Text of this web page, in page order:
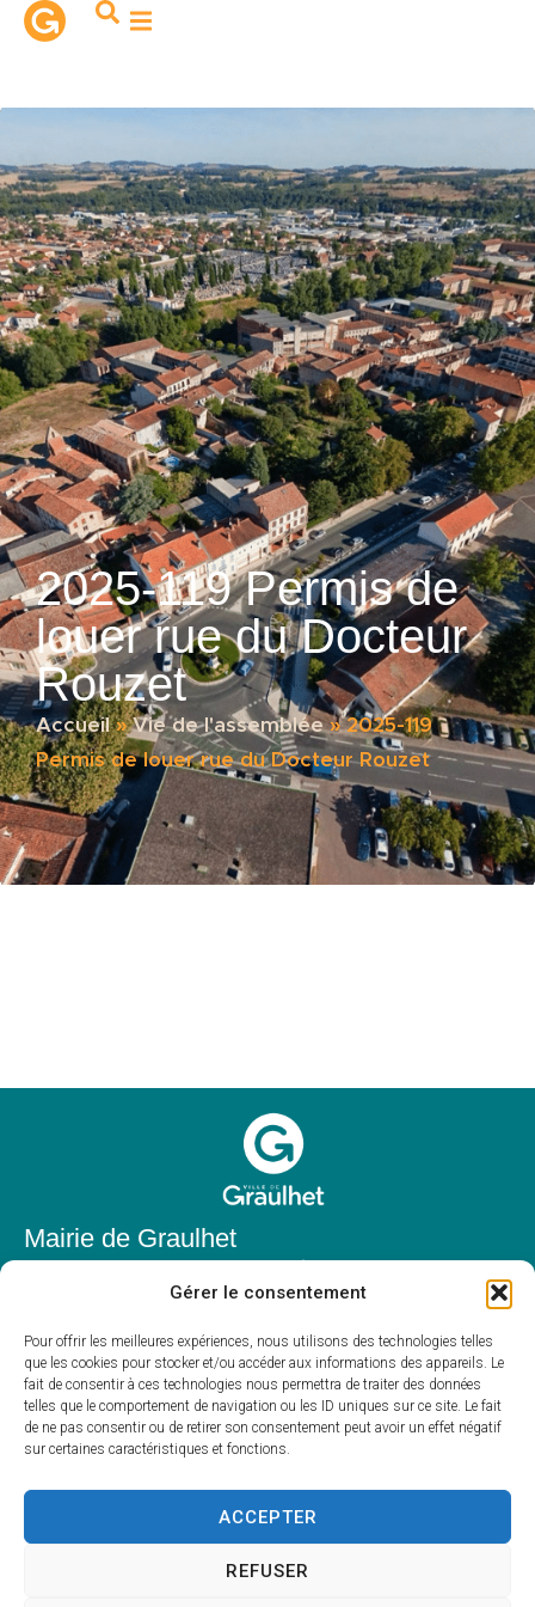
Gérer le consentement
Pour offrir les meilleures expériences, nous utilisons des technologies telles
que les cookies pour stocker et/ou accéder aux informations des appareils. Le
fait de consentir à ces technologies nous permettra de traiter des données
telles que le comportement de navigation ou les ID uniques sur ce site. Le fait
de ne pas consentir ou de retirer son consentement peut avoir un effet négatif
sur certaines caractéristiques et fonctions.
ACCEPTER
REFUSER
principal
2025-119 Permis de
louer rue du Docteur
Rouzet
Accueil»Vie de l'assemblée»2025-119
Permis de louer rue du Docteur Rouzet
Mairie de Graulhet
81300 Graulhet
05 63 42 85 50
mairie@mairie-graulhet.fr
Horaires d'ouverture
Du lundi au vendredi :